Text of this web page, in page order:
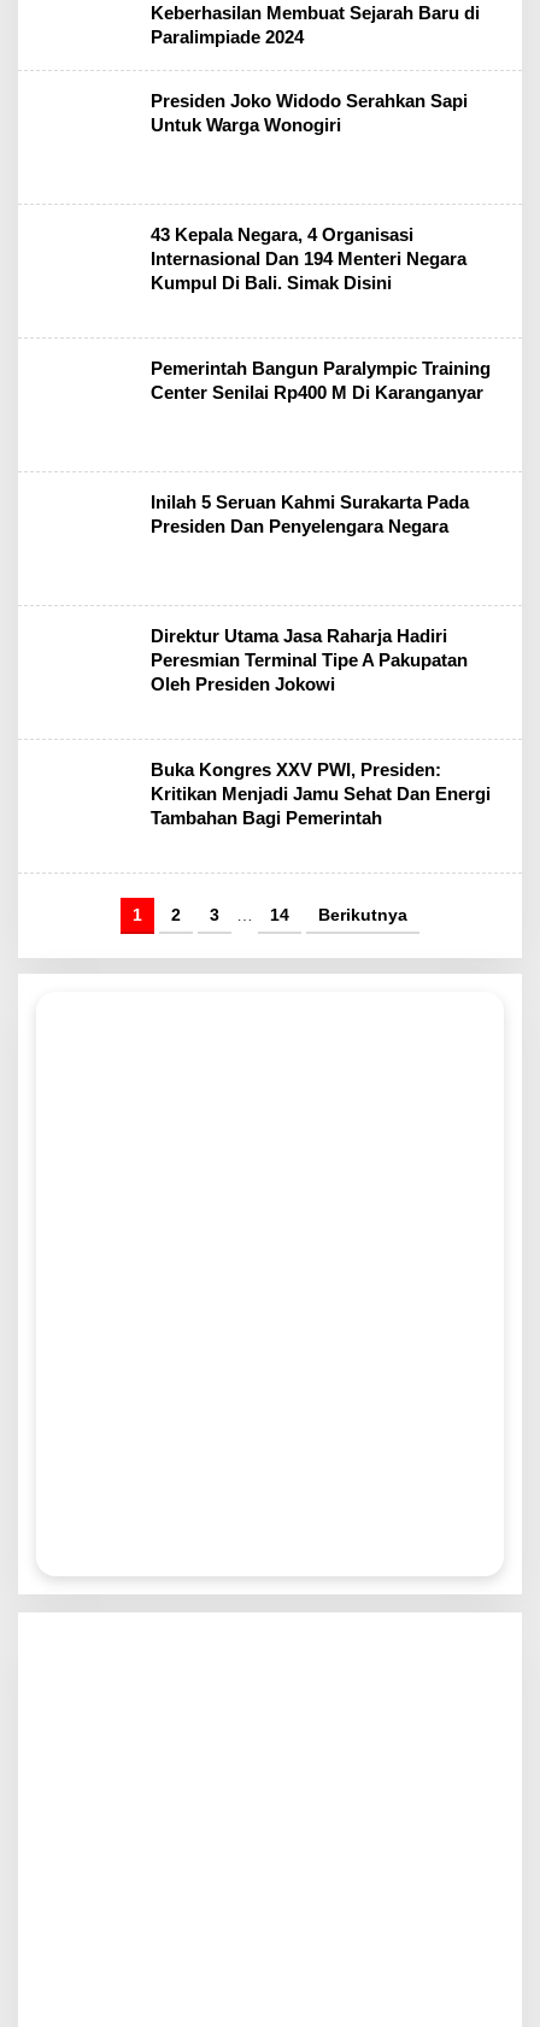
Keberhasilan Membuat Sejarah Baru di
Paralimpiade 2024
Presiden Joko Widodo Serahkan Sapi
Untuk Warga Wonogiri
43 Kepala Negara, 4 Organisasi
Internasional Dan 194 Menteri Negara
Kumpul Di Bali. Simak Disini
Pemerintah Bangun Paralympic Training
Center Senilai Rp400 M Di Karanganyar
Inilah 5 Seruan Kahmi Surakarta Pada
Presiden Dan Penyelengara Negara
Direktur Utama Jasa Raharja Hadiri
Peresmian Terminal Tipe A Pakupatan
Oleh Presiden Jokowi
Buka Kongres XXV PWI, Presiden:
Kritikan Menjadi Jamu Sehat Dan Energi
Tambahan Bagi Pemerintah
1 2 3 14 Berikutnya